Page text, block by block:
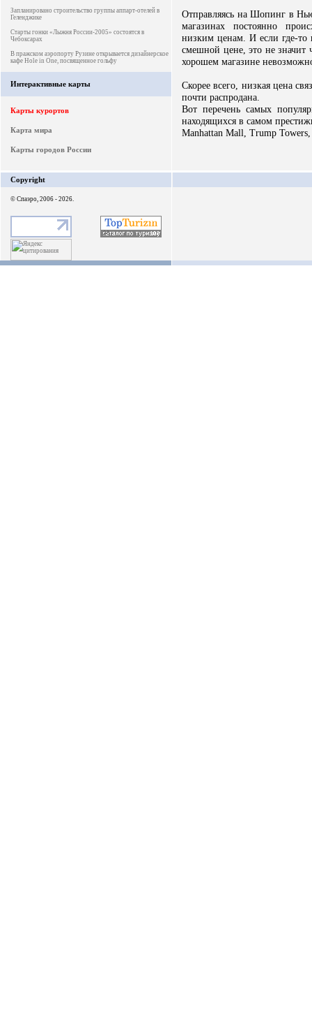
Запланировано строительство группы аппарт-отелей в
Геленджике
Старты гонки «Лыжня России-2005» состоятся в
Чебоксарах
В пражском аэропорту Рузине открывается дизайнерское
кафе Hole in One, посвященное гольфу
Интерактивные карты
Карты курортов
Карта мира
Карты городов России
Отправляясь на Шопинг в
магазинах постоянно
низким ценам. И если где-
смешной цене, это не значит
хорошем магазине
Скорее всего, низкая цена
почти распродана.
Вот перечень самых
находящихся в самом
Manhattan Mall, Trump
Copyright
© Спаэро, 2006 - 2026.